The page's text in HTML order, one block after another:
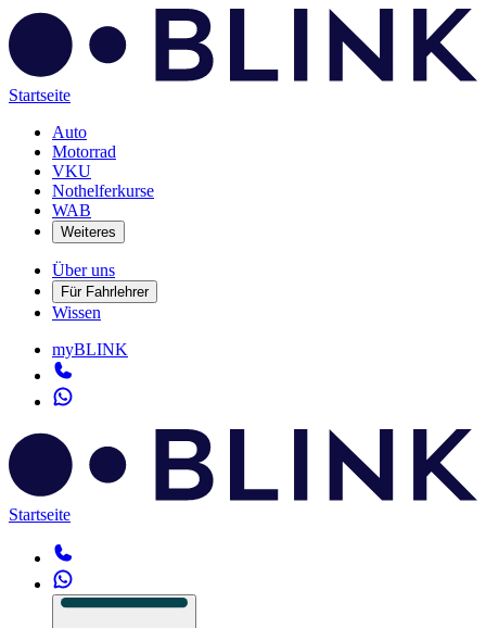
Startseite
Auto
Motorrad
VKU
Nothelferkurse
WAB
Weiteres
Über uns
Für Fahrlehrer
Wissen
myBLINK
Startseite